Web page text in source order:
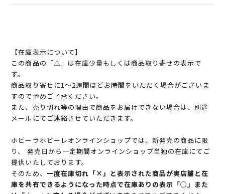
【在庫表示について】
この商品の「△」は在庫少量もしくは商品取り寄せの表示で
す。
商品取り寄せに1～2週間ほどお時間をいただく場合がございま
すので予めご了承ください。
また、売り切れ等の理由で商品をお届けできない場合は、別途
メールにてご連絡させていただきます。
ホビーラホビーレオンラインショップでは、新発売の商品に限
り、 発売日から一定期間オンラインショップ単独の在庫にてご
提供いたしております。
そのため、 一度在庫切れ「×」と表示された商品が実店舗と在
庫を共有できるようになった時点で在庫ありの表示「○」また